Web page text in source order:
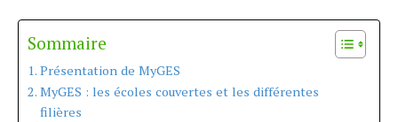
Sommaire
Présentation de MyGES
MyGES : les écoles couvertes et les différentes
filières